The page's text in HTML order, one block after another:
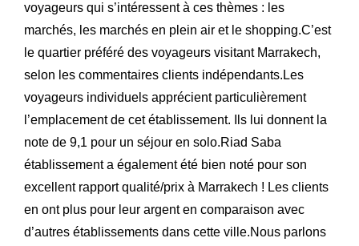
voyageurs qui s’intéressent à ces thèmes : les
marchés, les marchés en plein air et le shopping.C’est
le quartier préféré des voyageurs visitant Marrakech,
selon les commentaires clients indépendants.Les
voyageurs individuels apprécient particulièrement
l’emplacement de cet établissement. Ils lui donnent la
note de 9,1 pour un séjour en solo.Riad Saba
établissement a également été bien noté pour son
excellent rapport qualité/prix à Marrakech ! Les clients
en ont plus pour leur argent en comparaison avec
d’autres établissements dans cette ville.Nous parlons